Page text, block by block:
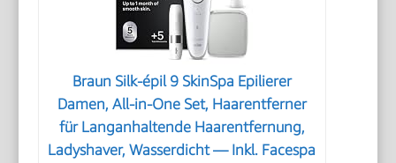
Braun Silk-épil 9 SkinSpa Epilierer
Damen, All-in-One Set, Haarentferner
für Langanhaltende Haarentfernung,
Ladyshaver, Wasserdicht — Inkl. Facespa